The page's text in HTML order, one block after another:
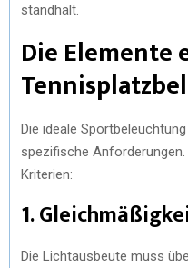
standhält.
Die Elemente
Die ideale
spezifische
Kriterien:
1.
Die Lichtausbeute muss